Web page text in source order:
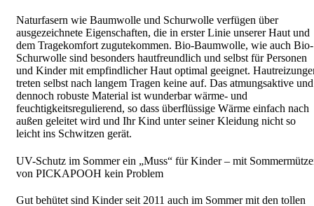
Naturfasern wie Baumwolle und Schurwolle verfügen über
ausgezeichnete Eigenschaften, die in erster Linie unserer Haut und
dem Tragekomfort zugutekommen. Bio-Baumwolle, wie auch Bio-
Schurwolle sind besonders hautfreundlich und selbst für Personen
und Kinder mit empfindlicher Haut optimal geeignet.
treten selbst nach langem Tragen keine auf. Das atmungsaktive und
dennoch robuste Material ist wunderbar wärme- und
feuchtigkeitsregulierend, so dass überflüssige Wärme einfach nach
außen geleitet wird und Ihr Kind unter seiner Kleidung nicht so
leicht ins Schwitzen gerät.
UV-Schutz im Sommer ein „Muss“ für Kinder – mit
von PICKAPOOH kein Problem
Gut behütet sind Kinder seit 2011 auch im Sommer mit den tollen